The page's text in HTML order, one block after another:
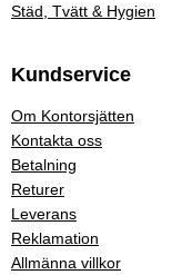
Städ, Tvätt & Hygien
Kundservice
Om Kontorsjätten
Kontakta oss
Betalning
Returer
Leverans
Reklamation
Allmänna villkor